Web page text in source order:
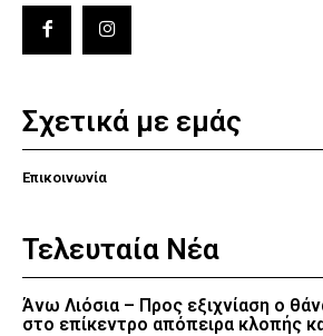
Σχετικά με εμάς
Επικοινωνία
Τελευταία Νέα
Άνω Λιόσια – Προς εξιχνίαση ο
στο επίκεντρο απόπειρα κλοπής